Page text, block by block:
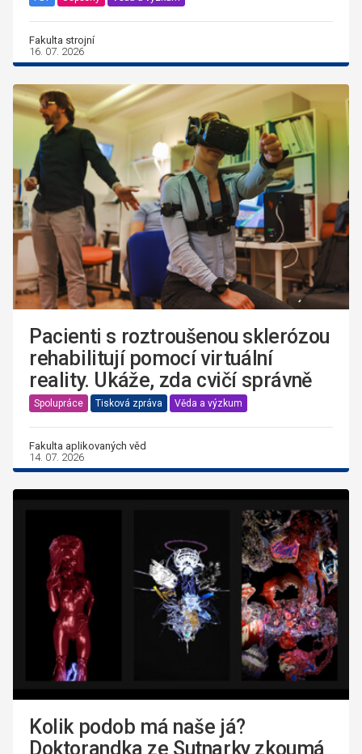
Fakulta strojní
16. 07. 2026
Pacienti s roztroušenou sklerózou
rehabilitují pomocí virtuální
reality. Ukáže, zda cvičí správně
Spolupráce Tisková zpráva Věda a výzkum
Fakulta aplikovaných věd
14. 07. 2026
Kolik podob má naše já?
Doktorandka ze Sutnarky zkoumá